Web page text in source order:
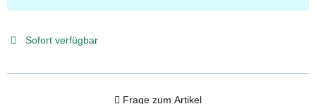
Sofort verfügbar
Frage zum Artikel